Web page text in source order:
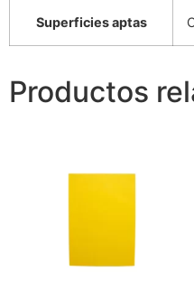
Superficies aptas
Productos